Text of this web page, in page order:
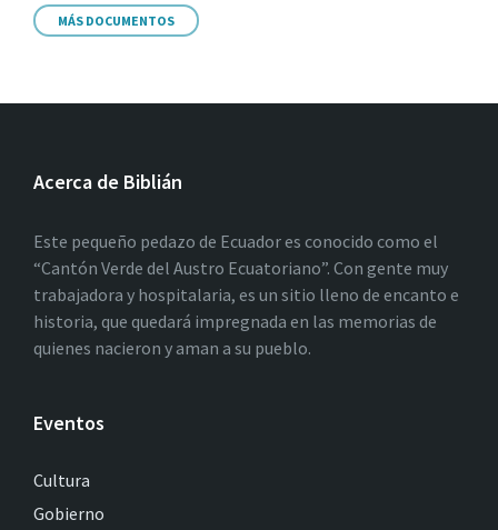
MÁS DOCUMENTOS
Acerca de Biblián
Este pequeño pedazo de Ecuador es conocido como el
“Cantón Verde del Austro Ecuatoriano”. Con gente muy
trabajadora y hospitalaria, es un sitio lleno de encanto e
historia, que quedará impregnada en las memorias de
quienes nacieron y aman a su pueblo.
Eventos
Cultura
Gobierno